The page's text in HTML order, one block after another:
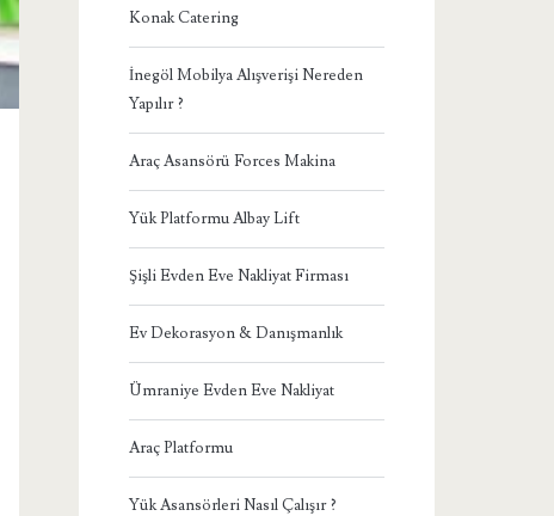
Konak Catering
İnegöl Mobilya Alışverişi Nereden
Yapılır ?
Araç Asansörü Forces Makina
Yük Platformu Albay Lift
Şişli Evden Eve Nakliyat Firması
Ev Dekorasyon & Danışmanlık
Ümraniye Evden Eve Nakliyat
Araç Platformu
Yük Asansörleri Nasıl Çalışır ?